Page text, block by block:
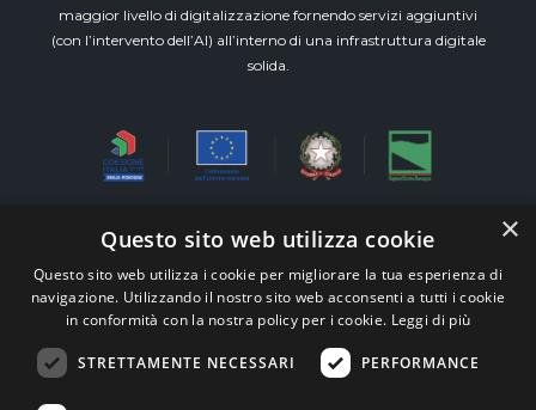
maggior livello di digitalizzazione fornendo servizi aggiuntivi
(con l’intervento dell’AI) all’interno di una infrastruttura digitale
solida.
Via Emilia Est, 911 piano 3° int.8 (Modena)
All Rights Reserved M&W Veronesi e Associati s.r.l.
STP – P.iva 03515300360 –Whistleblowing
TEAM99Web Agency Modena| Supporto alle
×
Questo sito web utilizza cookie
Questo sito web utilizza i cookie per migliorare la tua esperienza di
navigazione. Utilizzando il nostro sito web acconsenti a tutti i cookie
in conformità con la nostra policy per i cookie. Leggi di più
STRETTAMENTE NECESSARI PERFORMANCE